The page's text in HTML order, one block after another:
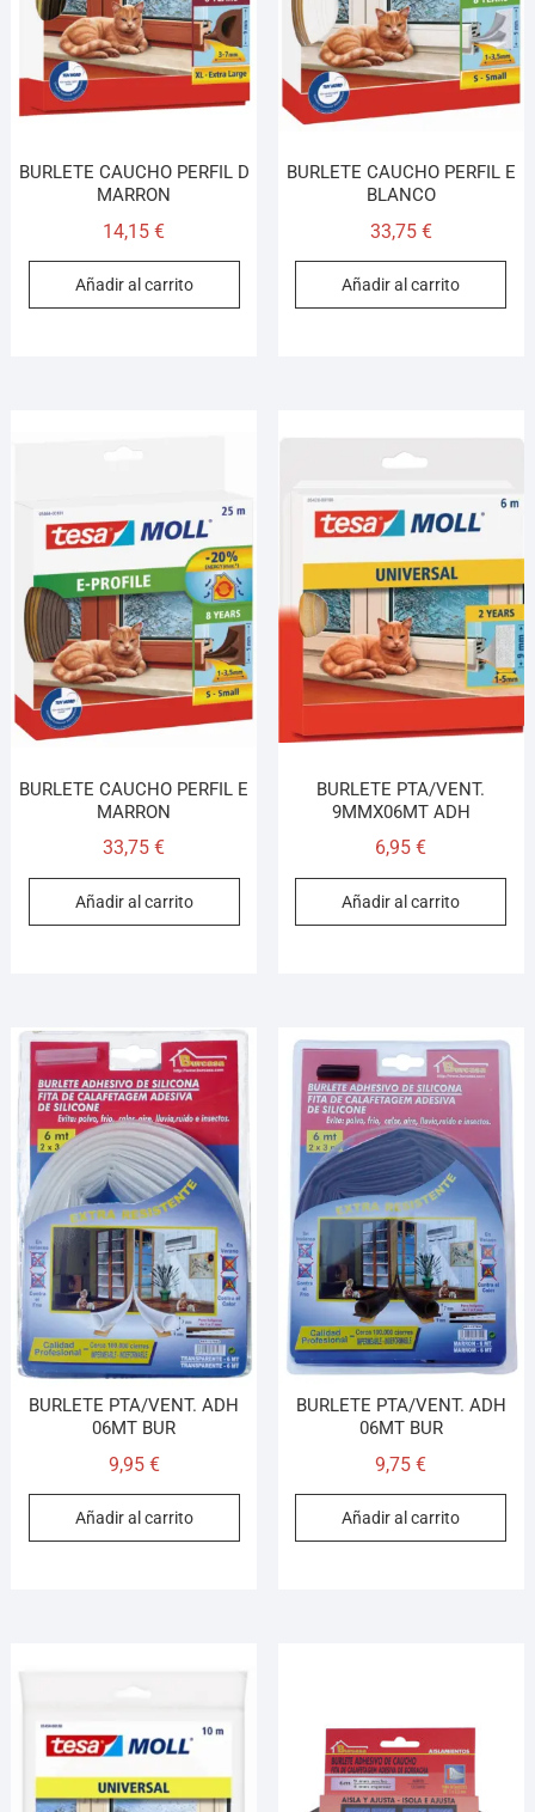
BURLETE CAUCHO PERFIL D
MARRON
14,15€
Añadir al carrito
BURLETE CAUCHO PERFIL E
BLANCO
33,75 €
Añadir al carrito
BURLETE CAUCHO PERFIL E
MARRON
33,75€
Añadir al carrito
BURLETE PTA/VENT.
9MMX06MT ADH
6,95€
Añadir al carrito
BURLETE PTA/VENT. ADH
06MT BUR
9,95 €
Añadir al carrito
BURLETE PTA/VENT. ADH
06MT BUR
9,75€
Añadir al carrito